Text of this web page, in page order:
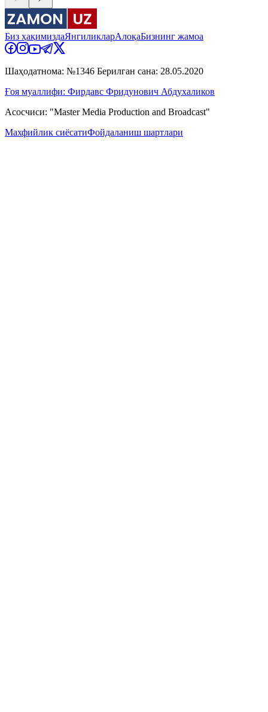
Биз ҳақимиздаЯнгиликларАлоқаБизнинг жамоа
Шаҳодатнома: №1346 Берилган сана: 28.05.2020
Ғоя муаллифи: Фирдавс Фридунович Абдухаликов
Асосчиси: "Master Media Production and Broadcast"
Махфийлик сиёсатиФойдаланиш шартлари